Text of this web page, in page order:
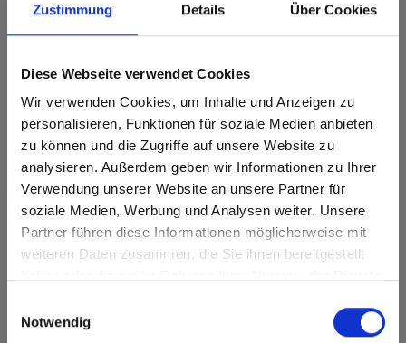
Zustimmung Details Über Cookies
Diese Webseite verwendet Cookies
Wir verwenden Cookies, um Inhalte und Anzeigen zu
personalisieren, Funktionen für soziale Medien anbieten
zu können und die Zugriffe auf unsere Website zu
analysieren. Außerdem geben wir Informationen zu Ihrer
Verwendung unserer Website an unsere Partner für
soziale Medien, Werbung und Analysen weiter. Unsere
Partner führen diese Informationen möglicherweise mit
weiteren Daten zusammen, die Sie ihnen bereitgestellt
Notwendig
sr.modal is not closeable
Are you based in the Verenigde
Staten?
rest of the world!
Een vergelijking met het originele monster is altijd
noodzakelijk!
Productkenmerken
Duurzaam
Gemakkelijk schoon te
maken
Krasvast
Oplosmiddelbestendig Hygiënisch
Oppervlaktekenmerken